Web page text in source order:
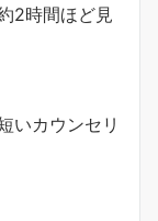
2時間ほど見
いカウンセリ